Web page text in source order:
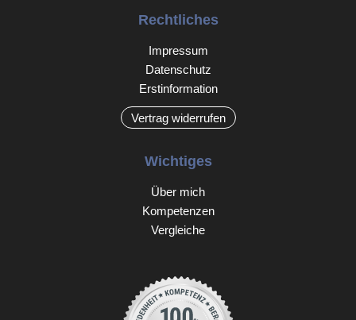
Rechtliches
Impressum
Datenschutz
Erstinformation
Vertrag widerrufen
Wichtiges
Über mich
Kompetenzen
Vergleiche